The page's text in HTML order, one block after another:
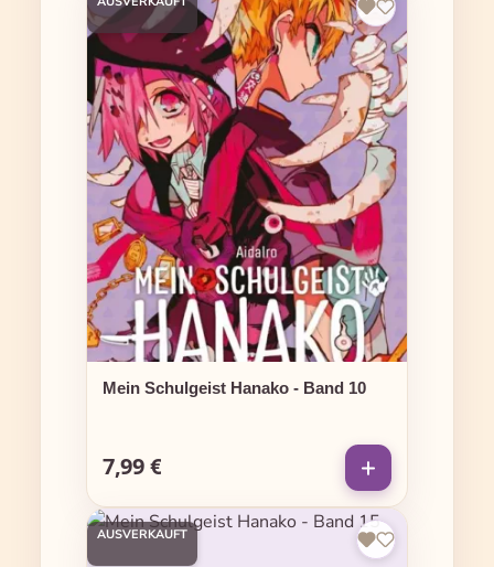
Mein Schulgeist Hanako - Band 10
Regulärer Preis:
7,99 €
AUSVERKAUFT